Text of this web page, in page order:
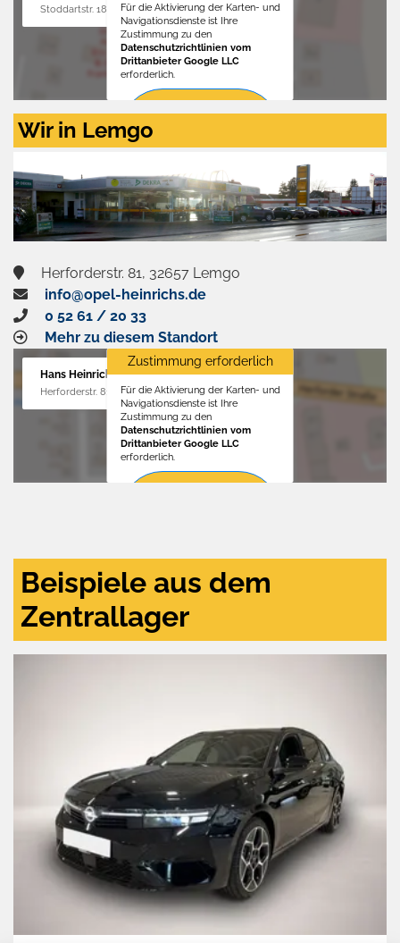
Stoddartstr. 18, 32758 DetmoldFür die Aktivierung der Karten- und
Navigationsdienste ist Ihre
Zustimmung zu den
Datenschutzrichtlinien vom
Drittanbieter Google LLC
erforderlich.
Zustimmen
aktivieren
Wir in Lemgo
Herforderstr. 81, 32657 Lemgo
info@opel-heinrichs.de
0 52 61 / 20 33
Mehr zu diesem Standort
Hans Heinrichs GmbH
Herforderstr. 81, 32657 Lemgo
Zustimmung erforderlich
Für die Aktivierung der Karten- und
Navigationsdienste ist Ihre
Zustimmung zu den
Datenschutzrichtlinien vom
Drittanbieter Google LLC
erforderlich.
Beispiele aus dem
Zentrallager